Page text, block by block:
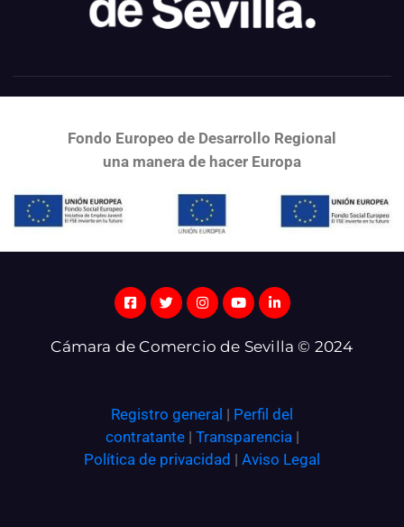
Fondo Europeo de Desarrollo Regional
una manera de hacer Europa
Cámara de Comercio de Sevilla © 2024
Registro general | Perfil del
contratante| Transparencia |
Política de privacidad | Aviso Legal